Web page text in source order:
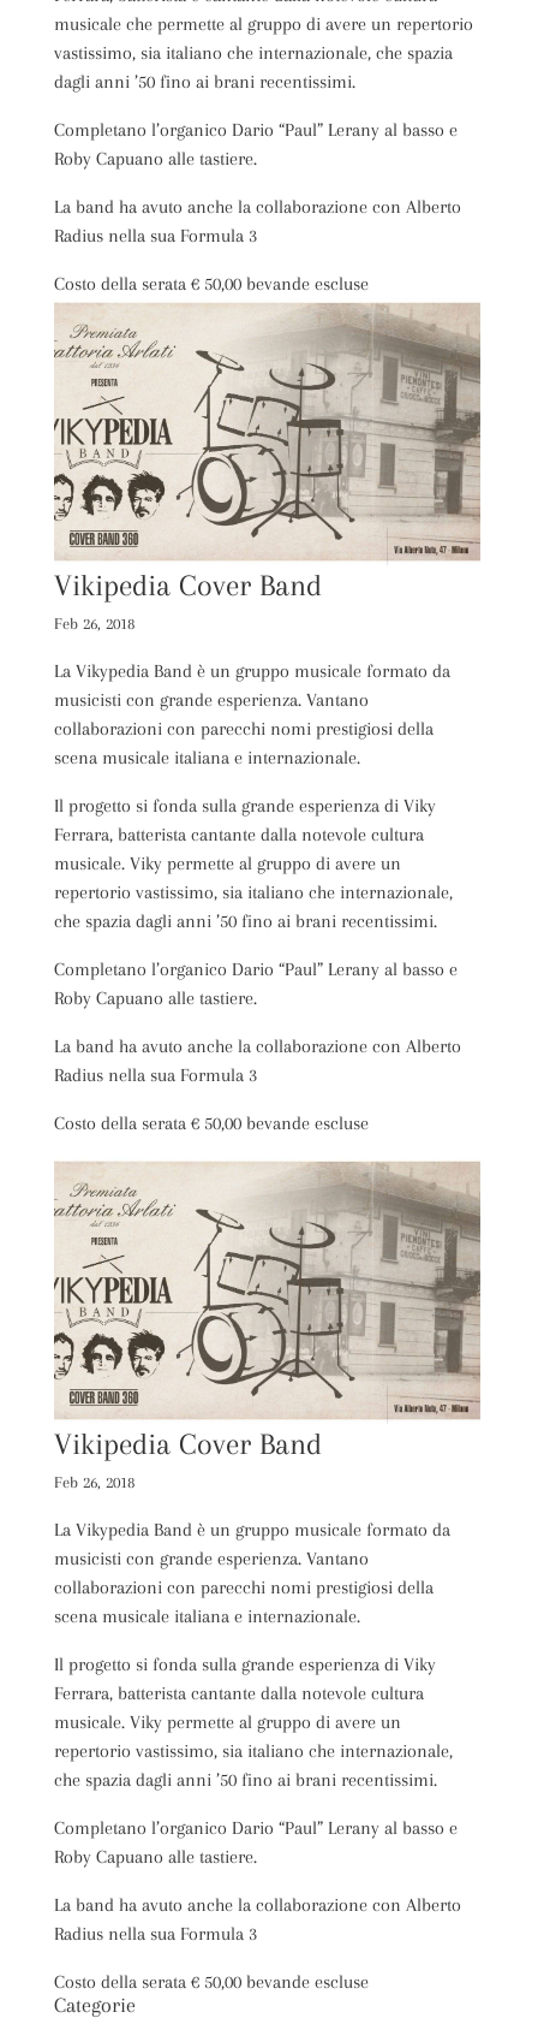
musicale che permette al gruppo di avere un repertorio
vastissimo, sia italiano che internazionale, che spazia
dagli anni ’50 fino ai brani recentissimi.
Completano l’organico Dario “Paul” Lerany al basso e
Roby Capuano alle tastiere.
La band ha avuto anche la collaborazione con Alberto
Radius nella sua Formula 3
Costo della serata € 50,00 bevande escluse
Vikipedia Cover Band
Feb 26, 2018
La Vikypedia Band è un gruppo musicale formato da
musicisti con grande esperienza. Vantano
collaborazioni con parecchi nomi prestigiosi della
scena musicale italiana e internazionale.
Il progetto si fonda sulla grande esperienza di Viky
Ferrara, batterista cantante dalla notevole cultura
musicale. Viky permette al gruppo di avere un
repertorio vastissimo, sia italiano che internazionale,
che spazia dagli anni ’50 fino ai brani recentissimi.
Completano l’organico Dario “Paul” Lerany al basso e
Roby Capuano alle tastiere.
La band ha avuto anche la collaborazione con Alberto
Radius nella sua Formula 3
Costo della serata € 50,00 bevande escluse
Vikipedia Cover Band
Feb 26, 2018
La Vikypedia Band è un gruppo musicale formato da
musicisti con grande esperienza. Vantano
collaborazioni con parecchi nomi prestigiosi della
scena musicale italiana e internazionale.
Il progetto si fonda sulla grande esperienza di Viky
Ferrara, batterista cantante dalla notevole cultura
musicale. Viky permette al gruppo di avere un
repertorio vastissimo, sia italiano che internazionale,
che spazia dagli anni ’50 fino ai brani recentissimi.
Completano l’organico Dario “Paul” Lerany al basso e
Roby Capuano alle tastiere.
La band ha avuto anche la collaborazione con Alberto
Radius nella sua Formula 3
Costo della serata € 50,00 bevande escluse
Categorie